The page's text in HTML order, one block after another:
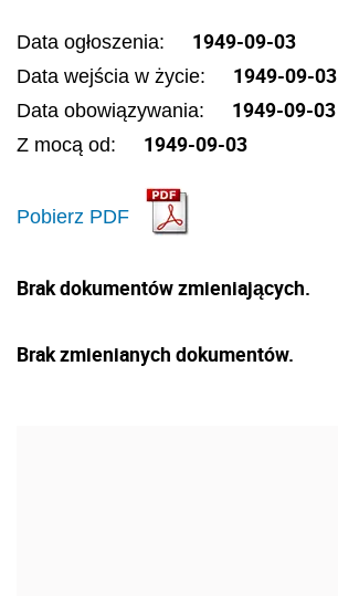
Data ogłoszenia: 1949-09-03
Data wejścia w życie: 1949-09-03
Data obowiązywania: 1949-09-03
Z mocą od: 1949-09-03
Pobierz PDF
Brak dokumentów zmieniających.
Brak zmienianych dokumentów.